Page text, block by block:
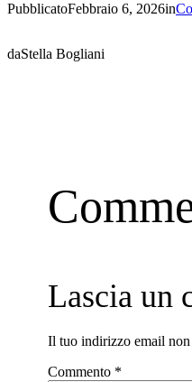
PubblicatoFebbraio 6, 2026in
daStella Bogliani
Lascia un
Il tuo indirizzo email non
Commento *